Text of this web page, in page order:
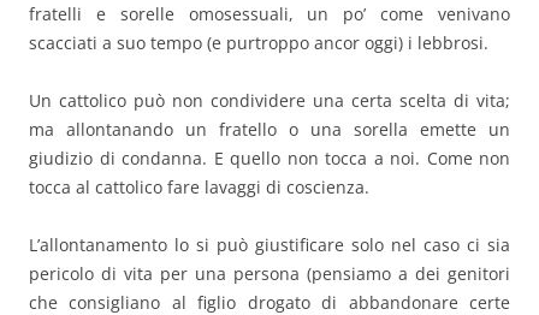
fratelli e sorelle omosessuali, un po’ come venivano
scacciati a suo tempo (e purtroppo ancor oggi) i lebbrosi.
Un cattolico può non condividere una certa scelta di vita;
ma allontanando un fratello o una sorella emette un
giudizio di condanna. E quello non tocca a noi. Come non
tocca al cattolico fare lavaggi di coscienza.
L’allontanamento lo si può giustificare solo nel caso ci sia
pericolo di vita per una persona (pensiamo a dei genitori
che consigliano al figlio drogato di abbandonare certe